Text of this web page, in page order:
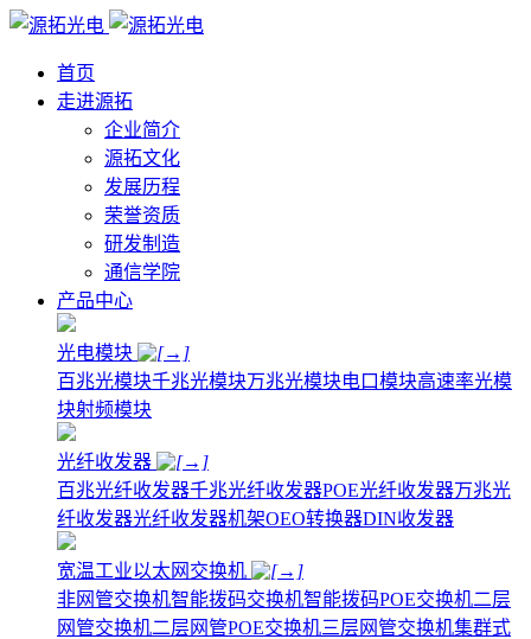
首页
走进源拓
企业简介
源拓文化
发展历程
荣誉资质
研发制造
通信学院
产品中心
光电模块
百兆光模块千兆光模块万兆光模块电口模块高速率光模
块射频模块
光纤收发器
百兆光纤收发器千兆光纤收发器POE光纤收发器万兆光
纤收发器光纤收发器机架OEO转换器DIN收发器
宽温工业以太网交换机
非网管交换机智能拨码交换机智能拨码POE交换机二层
网管交换机二层网管POE交换机三层网管交换机集群式